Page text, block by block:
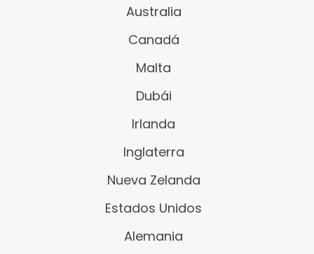
Australia
Canadá
Malta
Dubái
Irlanda
Inglaterra
Nueva Zelanda
Estados Unidos
Alemania